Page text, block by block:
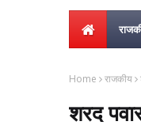
Home राजकीय
शरद